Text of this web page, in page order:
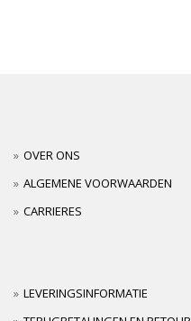
OVER ONS
ALGEMENE VOORWAARDEN
CARRIERES
LEVERINGSINFORMATIE